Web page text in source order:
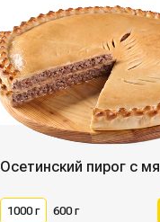
Осетинский пирог с
1000 г 600 г